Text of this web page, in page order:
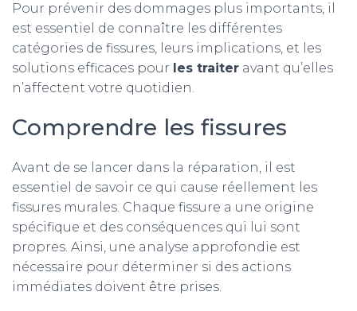
Pour prévenir des dommages plus importants, il
est essentiel de connaître les différentes
catégories de fissures, leurs implications, et les
solutions efficaces pour les traiter avant qu’elles
n’affectent votre quotidien.
Comprendre les fissures
Avant de se lancer dans la réparation, il est
essentiel de savoir ce qui cause réellement les
fissures murales. Chaque fissure a une origine
spécifique et des conséquences qui lui sont
propres. Ainsi, une analyse approfondie est
nécessaire pour déterminer si des actions
immédiates doivent être prises.